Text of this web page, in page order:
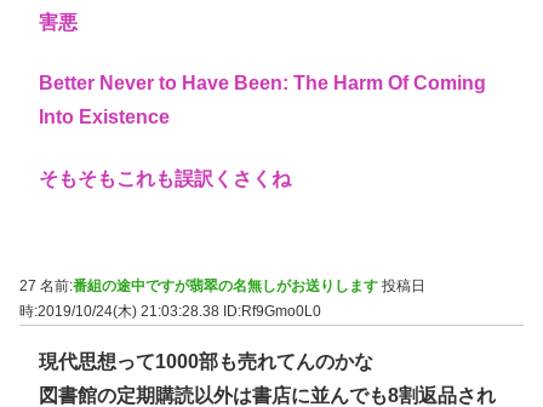
害悪
Better Never to Have Been: The Harm Of Coming
Into Existence
そもそもこれも誤訳くさくね
27 名前:番組の途中ですが翡翠の名無しがお送りします 投稿日
時:2019/10/24(木) 21:03:28.38 ID:Rf9Gmo0L0
現代思想って1000部も売れてんのかな
図書館の定期購読以外は書店に並んでも8割返品され